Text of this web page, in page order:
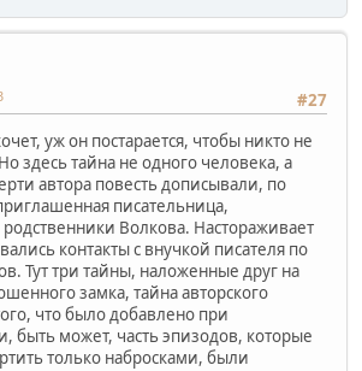
#27
уж он постарается, чтобы никто не
здесь тайна не одного человека, а
автора повесть дописывали, по
писательница,
Волкова. Настораживает
контакты с внучкой писателя по
Тут три тайны, наложенные друг на
замка, тайна авторского
что было добавлено при
быть может, часть эпизодов, которые
только набросками, были